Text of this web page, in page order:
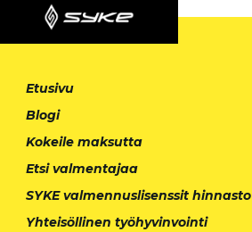
Etusivu
Blogi
Kokeile maksutta
Etsi valmentajaa
SYKE valmennuslisenssit hinnasto
Yhteisöllinen työhyvinvointi